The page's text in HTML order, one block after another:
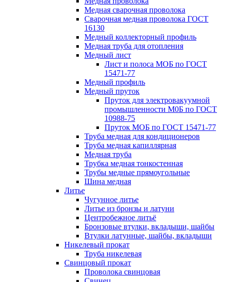
Медная сварочная проволока
Сварочная медная проволока ГОСТ
16130
Медный коллекторный профиль
Медная труба для отопления
Медный лист
Лист и полоса МОБ по ГОСТ
15471-77
Медный профиль
Медный пруток
Пруток для электровакуумной
промышленности М0Б по ГОСТ
10988-75
Пруток МОБ по ГОСТ 15471-77
Труба медная для кондиционеров
Труба медная капиллярная
Медная труба
Трубка медная тонкостенная
Трубы медные прямоугольные
Шина медная
Литье
Чугунное литье
Литье из бронзы и латуни
Центробежное литьё
Бронзовые втулки, вкладыши, шайбы
Втулки латунные, шайбы, вкладыши
Никелевый прокат
Труба никелевая
Свинцовый прокат
Проволока свинцовая